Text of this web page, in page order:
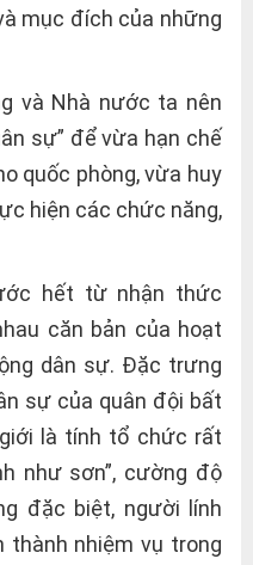
mục đích của những
và Nhà nước ta nên
sự” để vừa hạn chế
quốc phòng, vừa huy
hiện các chức năng,
hết từ nhận thức
căn bản của hoạt
dân sự. Đặc trưng
sự của quân đội bất
là tính tổ chức rất
như sơn”, cường độ
đặc biệt, người lính
thành nhiệm vụ trong